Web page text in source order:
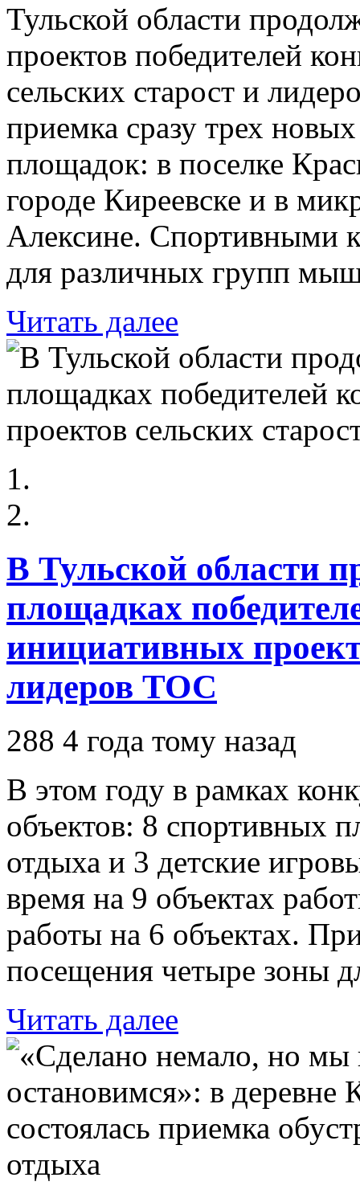
Тульской области
проектов победителей
сельских старост и
приемка сразу трех
площадок: в поселке
городе Киреевске и в
Алексине. Спортивными
для различных групп
Читать далее
В Тульской области
площадках
инициативных
лидеров ТОС
288 4 года тому назад
В этом году в рамках
объектов: 8 спортивных
отдыха и 3 детские
время на 9 объектах
работы на 6 объектах.
посещения четыре зоны
Читать далее